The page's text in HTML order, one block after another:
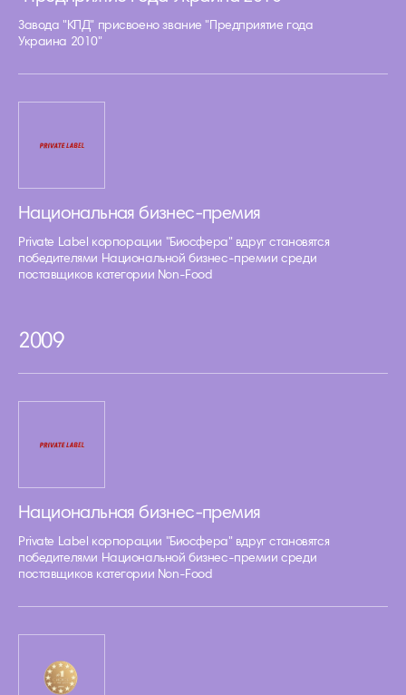
Завода "КПД" присвоено звание "Предприятие года
Украина 2010"
Национальная бизнес-премия
Private Label корпорации "Биосфера" вдруг становятся
победителями Национальной бизнес-премии среди
поставщиков категории Non-Food
2009
Национальная бизнес-премия
Private Label корпорации "Биосфера" вдруг становятся
победителями Национальной бизнес-премии среди
поставщиков категории Non-Food